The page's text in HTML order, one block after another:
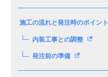
施工の流れと発注時のポイント
内装工事との調整
発注前の準備